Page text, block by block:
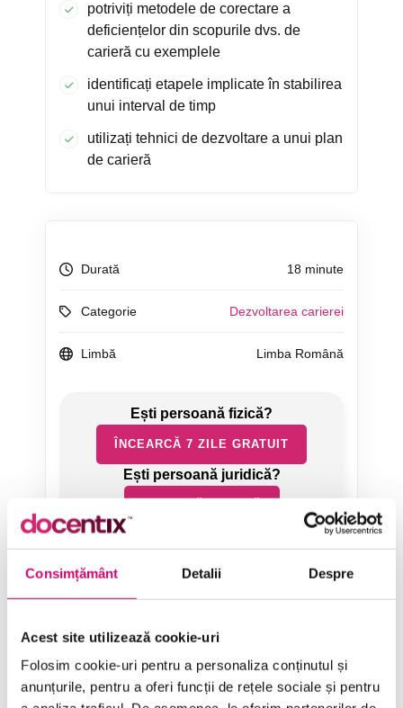
Consimțământ Detalii Despre
Acest site utilizează cookie-uri
Folosim cookie-uri pentru a personaliza conținutul și
anunțurile, pentru a oferi funcții de rețele sociale și pentru
potriviți metodele de corectare a
deficiențelor din scopurile dvs. de
carieră cu exemplele
identificați etapele implicate în stabilirea
unui interval de timp
utilizați tehnici de dezvoltare a unui plan
de carieră
Durată 18 minute
Categorie Dezvoltarea carierei
Limbă Limba Română
ÎNCEARCĂ 7 ZILE GRATUIT
Categorii de Cursuri